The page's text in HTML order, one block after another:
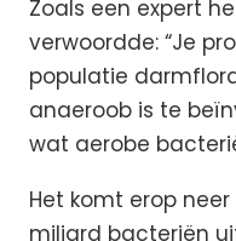
Zoals een expert
verwoordde: “Je
populatie
anaeroob is te
wat aerobe
Het komt erop
miljard bacteriën